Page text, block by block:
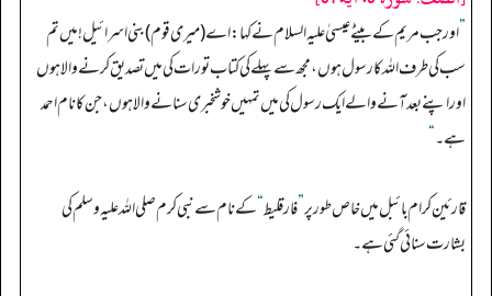
”اور جب مریم کے بیٹے عیسیٰ علیہ السلام نے کہا: اے (میری قوم) بنی اسرائیل! میں تم
سب کی طرف اللہ کا رسول ہوں، مجھ سے پہلے کی کتاب تورات کی میں تصدیق کرنے والا ہوں
اور اپنے بعد آنے والے ایک رسول کی میں تمہیں خوشخبری سنانے والا ہوں، جن کا نام احمد
ہے۔“
قارئین کرام بائبل میں خاص طور پر”فارقلیط“کے نام سے نبی کرم صلی اللہ علیہ وسلم کی
بشارت سنائی گئی ہے۔